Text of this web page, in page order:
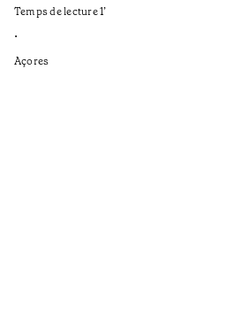
Temps de lecture1’
•
Açores